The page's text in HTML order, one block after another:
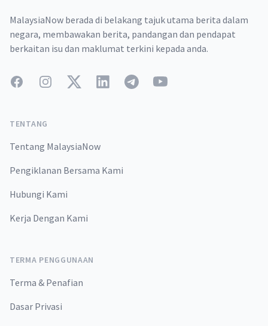
MalaysiaNow berada di belakang tajuk utama berita dalam
negara, membawakan berita, pandangan dan pendapat
berkaitan isu dan maklumat terkini kepada anda.
FacebookInstagramTwitterLinkedInTelegramYouTube
TENTANG
Tentang MalaysiaNow
Pengiklanan Bersama Kami
Hubungi Kami
Kerja Dengan Kami
TERMA PENGGUNAAN
Terma & Penafian
Dasar Privasi